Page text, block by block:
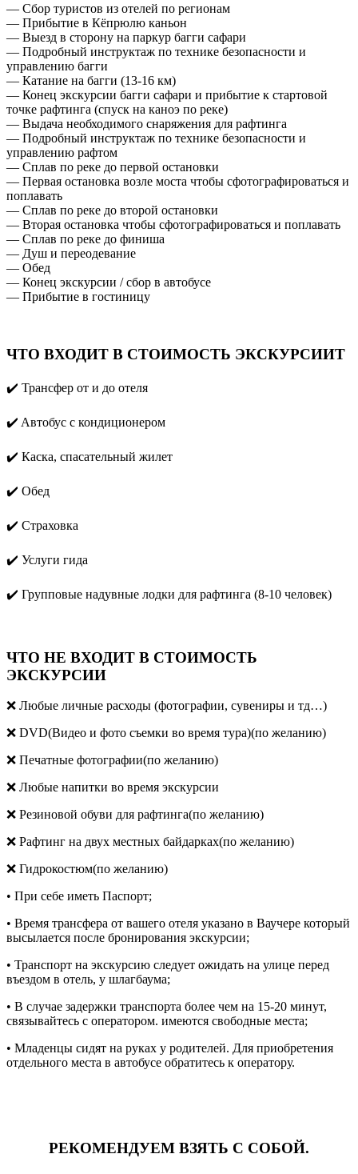
— Сбор туристов из отелей по регионам
— Прибытие в Кёпрюлю каньон
— Выезд в сторону на паркур багги сафари
— Подробный инструктаж по технике безопасности и
управлению багги
— Катание на багги (13-16 км)
— Конец экскурсии багги сафари и прибытие к стартовой
точке рафтинга (спуск на каноэ по реке)
— Выдача необходимого снаряжения для рафтинга
— Подробный инструктаж по технике безопасности и
управлению рафтом
— Сплав по реке до первой остановки
— Первая остановка возле моста чтобы сфотографироваться и
поплавать
— Сплав по реке до второй остановки
— Вторая остановка чтобы сфотографироваться и поплавать
— Сплав по реке до финиша
— Душ и переодевание
— Обед
— Конец экскурсии / сбор в автобусе
— Прибытие в гостиницу
ЧТО ВХОДИТ В СТОИМОСТЬ ЭКСКУРСИИТ
✔️ Трансфер от и до отеля
✔️ Aвтобус с кондиционером
✔️ Каска, спасательный жилет
✔️ Обед
✔️ Страховка
✔️ Услуги гида
✔️ Групповые надувные лодки для рафтинга (8-10 человек)
ЧТО НЕ ВХОДИТ В СТОИМОСТЬ
ЭКСКУРСИИ
❌ Любые личные расходы (фотографии, сувениры и тд…)
❌ DVD(Видео и фото съемки во время тура)(по желанию)
❌ Печатные фотографии(по желанию)
❌ Любые напитки во время экскурсии
❌ Резиновой обуви для рафтинга(по желанию)
❌ Рафтинг на двух местных байдарках(по желанию)
❌ Гидрокостюм(по желанию)
• При себе иметь Паспорт;
• Время трансфера от вашего отеля указано в Ваучере который
высылается после бронирования экскурсии;
• Транспорт на экскурсию следует ожидать на улице перед
въездом в отель, у шлагбаума;
• В случае задержки транспорта более чем на 15-20 минут,
связывайтесь с оператором. имеются свободные места;
• Младенцы сидят на руках у родителей. Для приобретения
отдельного места в автобусе обратитесь к оператору.
РЕКОМЕНДУЕМ ВЗЯТЬ С СОБОЙ.